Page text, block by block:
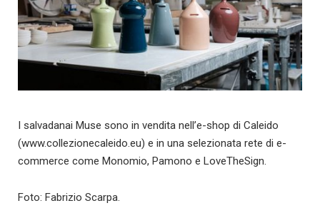
I salvadanai Muse sono in vendita nell’e-shop di Caleido
(www.collezionecaleido.eu) e in una selezionata rete di e-
commerce come Monomio, Pamono e LoveTheSign.
Foto: Fabrizio Scarpa.